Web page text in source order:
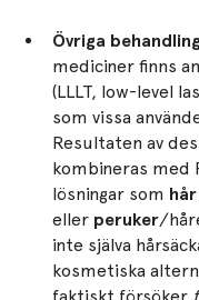
Övriga
mediciner finns
(LLLT, low-level
som vissa
Resultaten av
kombineras med
lösningar som
eller peruker/
inte själva
kosmetiska
faktiskt försöker